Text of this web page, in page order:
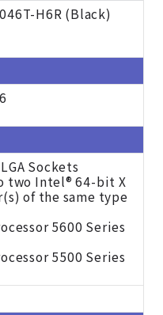
H6R (Black)
Sockets
two Intel® 64-bit X
of the same type
5600 Series
5500 Series